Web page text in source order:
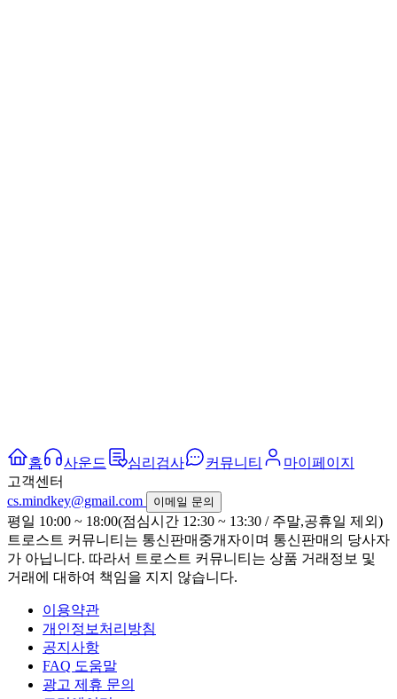
홈 사운드 심리검사 커뮤니티
마이페이지
고객센터
cs.mindkey@gmail.com
이메일 문의
평일 10:00 ~ 18:00(점심시간 12:30 ~ 13:30 / 주말,공휴일 제외)
트로스트 커뮤니티는 통신판매중개자이며 통신판매의 당사자
가 아닙니다. 따라서 트로스트 커뮤니티는 상품 거래정보 및
거래에 대하여 책임을 지지 않습니다.
이용약관
개인정보처리방침
공지사항
FAQ 도움말
광고 제휴 문의